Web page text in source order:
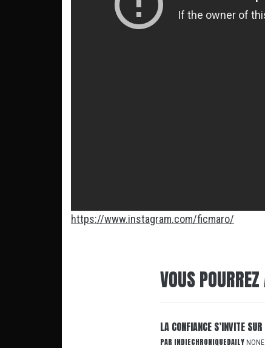
https://www.instagram.com/ficmaro/
VOUS
LA CONFIANCE S’INVITE
PAR INDIECHRONIQUEDAILY NONE